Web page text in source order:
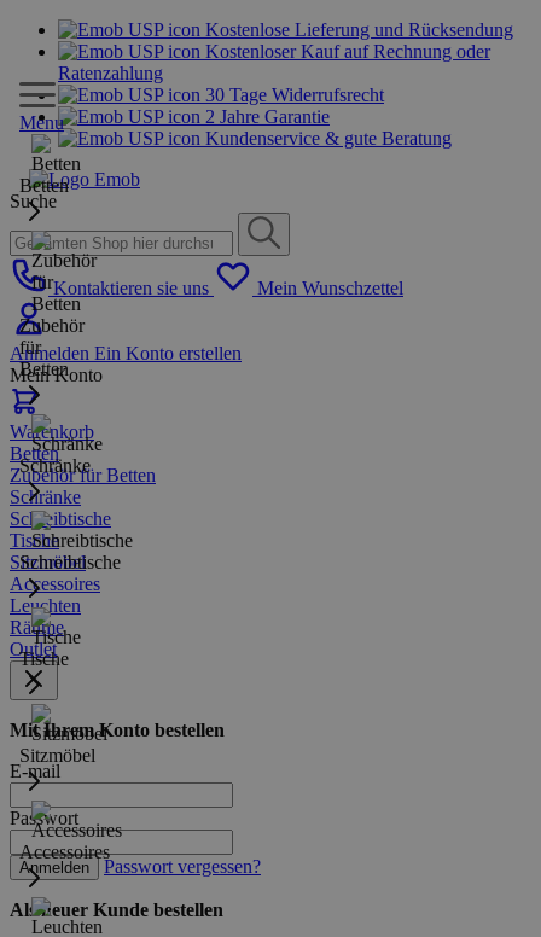
Kostenlose Lieferung und Rücksendung
Kostenloser Kauf auf Rechnung oder
Ratenzahlung
30 Tage Widerrufsrecht
2 Jahre Garantie
Kundenservice & gute Beratung
Suche
Kontaktieren sie uns Mein Wunschzettel
Anmelden Ein Konto erstellen
Mein Konto
Warenkorb
Menu
Betten
Zubehör
für
Betten
Schränke
Schreibtische
Tische
Sitzmöbel
Accessoires
Betten
Zubehör für Betten
Schränke
Schreibtische
Tische
Sitzmöbel
Accessoires
Leuchten
Räume
Outlet
Mit Ihrem Konto bestellen
E-mail
Passwort
Anmelden Passwort vergessen?
Als neuer Kunde bestellen